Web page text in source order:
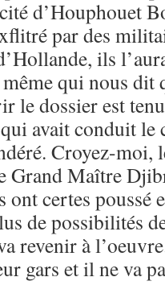
d’Houphouet
par des
ils
qui nous dit
le dossier est
avait conduit le
Croyez-moi,
Grand Maître
ont certes poussé
de possibilités
revenir à
gars et il ne va